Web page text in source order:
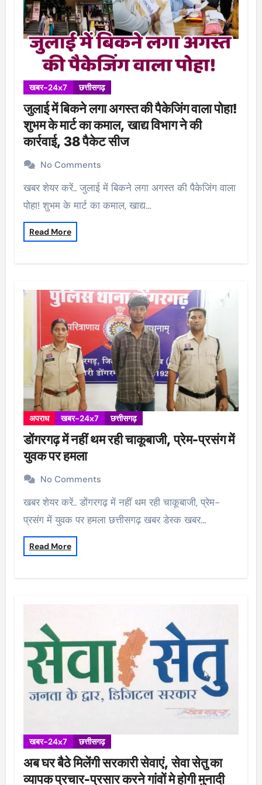
खबर-24x7 छत्तीसगढ़
जुलाई में बिकने लगा अगस्त की पैकेजिंग वाला पोहा!
शुभम के मार्ट का कमाल, खाद्य विभाग ने की
कार्रवाई, 38 पैकेट सीज
No Comments
खबर शेयर करें.. जुलाई में बिकने लगा अगस्त की पैकेजिंग वाला
पोहा! शुभम के मार्ट का कमाल, खाद्य…
Read More
अपराध खबर-24x7 छत्तीसगढ़
डोंगरगढ़ में नहीं थम रही चाकूबाजी, प्रेम-प्रसंग में
युवक पर हमला
No Comments
खबर शेयर करें.. डोंगरगढ़ में नहीं थम रही चाकूबाजी, प्रेम-
प्रसंग में युवक पर हमला छत्तीसगढ़ खबर डेस्क खबर…
Read More
खबर-24x7 छत्तीसगढ़
अब घर बैठे मिलेंगी सरकारी सेवाएं, सेवा सेतु का
व्यापक प्रचार-प्रसार करने गांवों मे होगी मुनादी